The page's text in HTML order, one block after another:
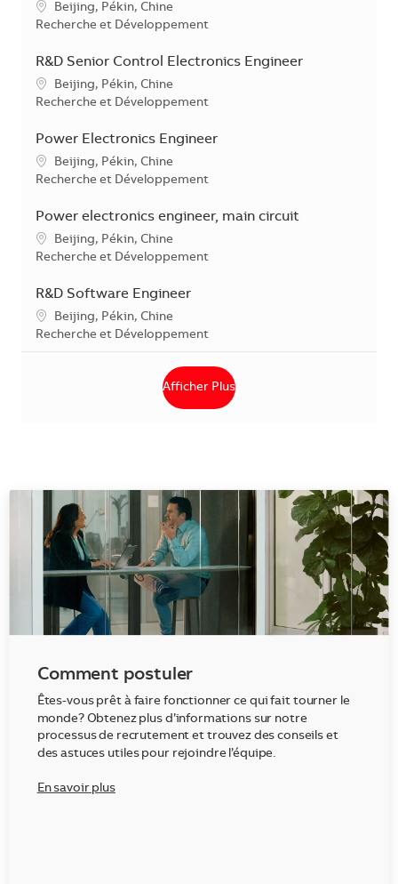
Emplacement
Beijing, Pékin, Chine
Catégorie
Recherche et Développement
R&D Senior Control Electronics Engineer
Emplacement
Beijing, Pékin, Chine
Catégorie
Recherche et Développement
Power Electronics Engineer
Emplacement
Beijing, Pékin, Chine
Catégorie
Recherche et Développement
Power electronics engineer, main circuit
Emplacement
Beijing, Pékin, Chine
Catégorie
Recherche et Développement
R&D Software Engineer
Emplacement
Beijing, Pékin, Chine
Catégorie
Recherche et Développement
Afficher Plus
Comment postuler
Êtes-vous prêt à faire fonctionner ce qui fait tourner le
monde? Obtenez plus d’informations sur notre
processus de recrutement et trouvez des conseils et
des astuces utiles pour rejoindre l’équipe.
En savoir plus